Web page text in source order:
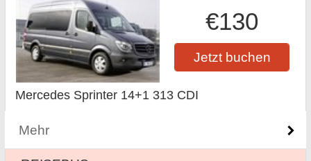
€130
Jetzt buchen
Mercedes Sprinter 14+1 313 CDI
Mehr